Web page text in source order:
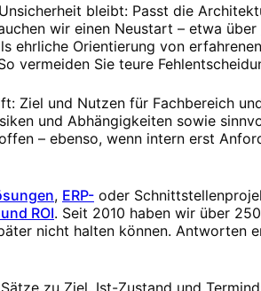
bleibt: Passt die
wir einen Neustart – etwa über
ehrliche Orientierung von
vermeiden Sie teure
Ziel und Nutzen für Fachbereich
und Abhängigkeiten sowie
– ebenso, wenn intern erst
, ERP- oder
ROI. Seit 2010 haben wir über
nicht halten können. Antworten
zu Ziel, Ist-Zustand und